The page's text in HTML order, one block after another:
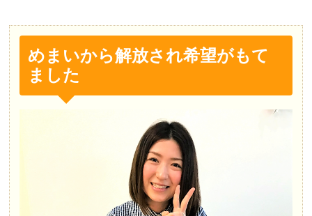
めまいから解放され希望がもて
ました